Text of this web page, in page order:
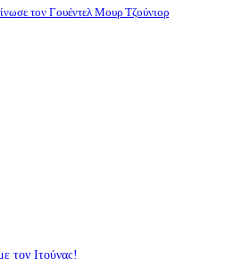
τον Γουέντελ Μουρ Τζούνιορ
τον Ιτούνας!